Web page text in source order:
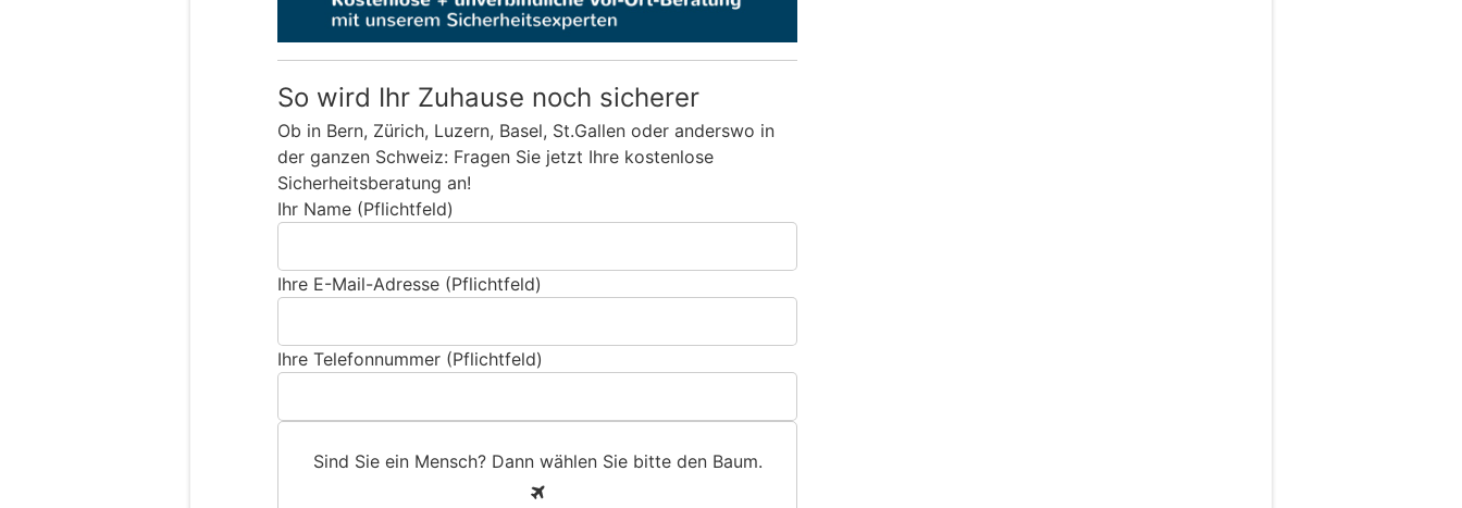
So wird Ihr Zuhause noch sicherer
Ob in Bern, Zürich, Luzern, Basel, St.Gallen oder anderswo in
der ganzen Schweiz: Fragen Sie jetzt Ihre kostenlose
Sicherheitsberatung an!
Ihr Name (Pflichtfeld)
Ihre E-Mail-Adresse (Pflichtfeld)
Ihre Telefonnummer (Pflichtfeld)
Sind Sie ein Mensch? Dann wählen Sie bitte den Baum.